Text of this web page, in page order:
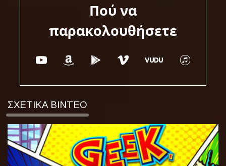
Πού να
παρακολουθήσετε
ΣΧΕΤΙΚΑ ΒΙΝΤΕΟ